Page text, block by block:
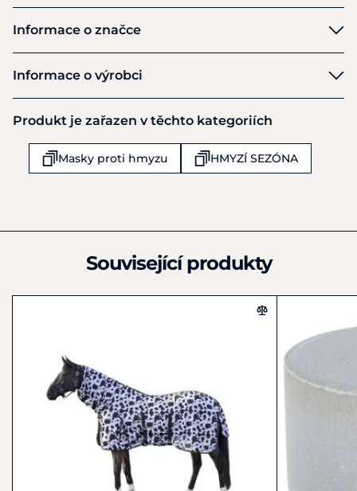
Materiál:100% Polyester
Informace o značce
HKM
Informace o výrobci
HKM Sports Equipment GmbH
Veldenhauser Str 240
Neuenhaus
shop@hkm-sports.com
Produkt je zařazen v těchto kategoriích
Masky proti hmyzu HMYZÍ SEZÓNA
Související produkty